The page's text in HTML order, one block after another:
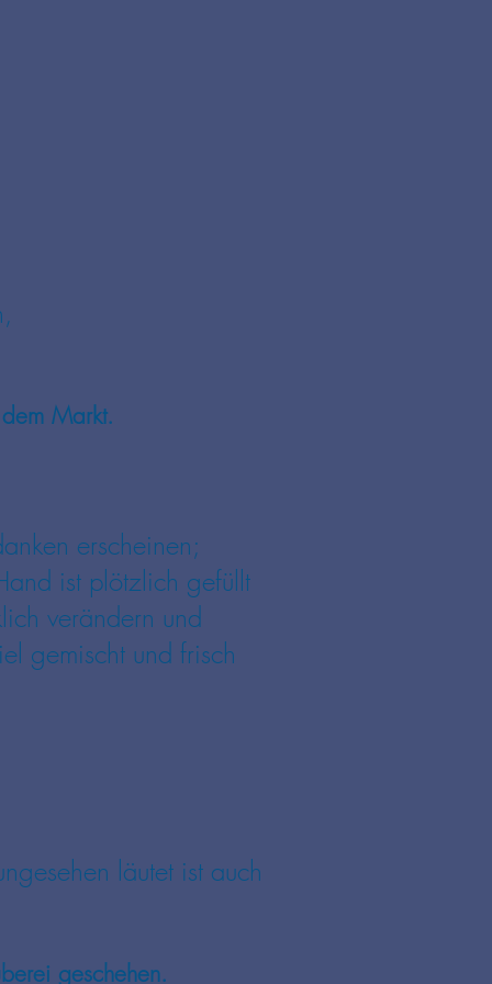
Markt.
erscheinen;
ist plötzlich gefüllt
verändern und
gemischt und frisch
läutet ist auch
geschehen.